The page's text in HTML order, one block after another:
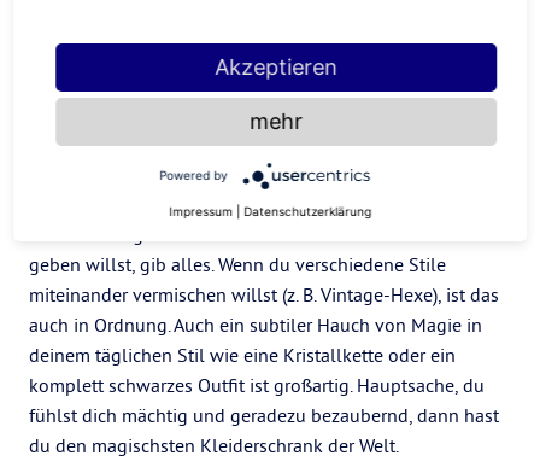
Du magst zwar einige Aspekte der Hexenästhetik, aber
vielleicht magst du nicht alles davon und das ist auch in
Ordnung. Du musst dich nicht jeden Tag wie eine
Hexenkönigin kleiden, um dich trotzdem magisch zu
fühlen. Finde heraus, wo du dich wohlfühlst, wenn du
geben willst, gib alles. Wenn du verschiedene Stile
miteinander vermischen willst (z. B. Vintage-Hexe), ist das
auch in Ordnung. Auch ein subtiler Hauch von Magie in
deinem täglichen Stil wie eine Kristallkette oder ein
komplett schwarzes Outfit ist großartig. Hauptsache, du
fühlst dich mächtig und geradezu bezaubernd, dann hast
du den magischsten Kleiderschrank der Welt.
Akzeptieren
mehr
Powered by
Impressum Datenschutzerklärung